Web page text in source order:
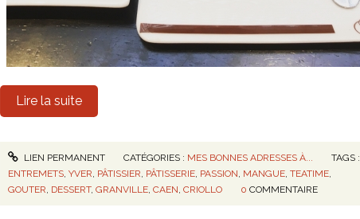
Lire la suite
LIEN PERMANENT CATÉGORIES : MES BONNES ADRESSES À...
TAGS :
ENTREMETS, YVER, PÂTISSIER, PÂTISSERIE, PASSION, MANGUE, TEATIME,
GOUTER, DESSERT, GRANVILLE, CAEN, CRIOLLO 0 COMMENTAIRE